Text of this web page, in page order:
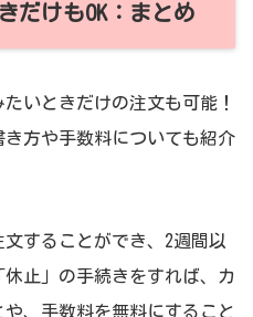
だけもOK：まとめ
いときだけの注文も可能！
方や手数料についても紹介
することができ、2週間以
休止」の手続きをすれば、カ
、手数料を無料にすること